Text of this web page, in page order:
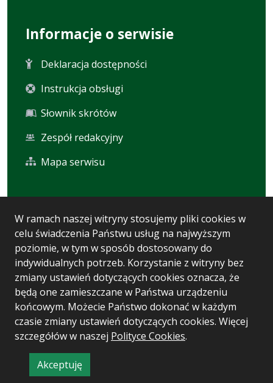
W ramach naszej witryny stosujemy pliki cookies w
celu świadczenia Państwu usług na najwyższym
poziomie, w tym w sposób dostosowany do
indywidualnych potrzeb. Korzystanie z witryny bez
zmiany ustawień dotyczących cookies oznacza, że
będą one zamieszczane w Państwa urządzeniu
końcowym. Możecie Państwo dokonać w każdym
czasie zmiany ustawień dotyczących cookies. Więcej
szczegółów w naszej Polityce Cookies.
Akceptuję
informację
Informacje o serwisie
Deklaracja dostępności
Instrukcja obsługi
Słownik skrótów
Zespół redakcyjny
Mapa serwisu
Statystyki oglądalności
Ostatnio dodane
Polityka prywatności
Wersja systemu: 5.7.0 [93]
Ostatnia aktualizacja BIP: 10.08.2026 10:35
CMS i hosting: Logonet Sp. z o.o. w Bydgoszczy